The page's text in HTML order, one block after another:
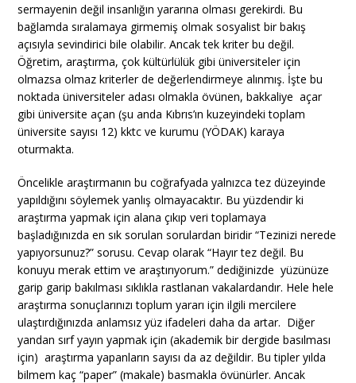
sermayenin değil insanlığın yararına olması gerekirdi. Bu
bağlamda sıralamaya girmemiş olmak sosyalist bir bakış
açısıyla sevindirici bile olabilir. Ancak tek kriter bu değil.
Öğretim, araştırma, çok kültürlülük gibi üniversiteler için
olmazsa olmaz kriterler de değerlendirmeye alınmış. İşte bu
noktada üniversiteler adası olmakla övünen, bakkaliye açar
gibi üniversite açan (şu anda Kıbrıs’ın kuzeyindeki toplam
üniversite sayısı 12) kktc ve kurumu (YÖDAK) karaya
oturmakta.
Öncelikle araştırmanın bu coğrafyada yalnızca tez düzeyinde
yapıldığını söylemek yanlış olmayacaktır. Bu yüzdendir ki
araştırma yapmak için alana çıkıp veri toplamaya
başladığınızda en sık sorulan sorulardan biridir “Tezinizi nerede
yapıyorsunuz?” sorusu. Cevap olarak “Hayır tez değil. Bu
konuyu merak ettim ve araştırıyorum.” dediğinizde yüzünüze
garip garip bakılması sıklıkla rastlanan vakalardandır. Hele hele
araştırma sonuçlarınızı toplum yararı için ilgili mercilere
ulaştırdığınızda anlamsız yüz ifadeleri daha da artar. Diğer
yandan sırf yayın yapmak için (akademik bir dergide basılması
için) araştırma yapanların sayısı da az değildir. Bu tipler yılda
bilmem kaç “paper” (makale) basmakla övünürler. Ancak